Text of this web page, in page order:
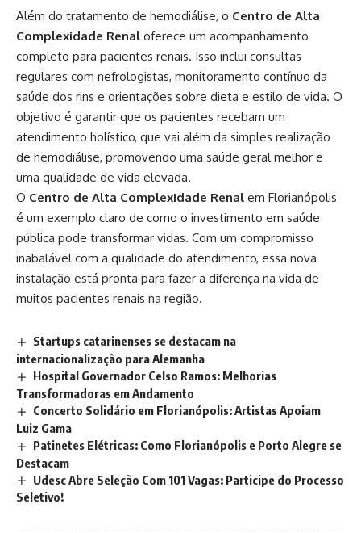
Além do tratamento de hemodiálise, o Centro de Alta
Complexidade Renal oferece um acompanhamento
completo para pacientes renais. Isso inclui consultas
regulares com nefrologistas, monitoramento contínuo da
saúde dos rins e orientações sobre dieta e estilo de vida. O
objetivo é garantir que os pacientes recebam um
atendimento holístico, que vai além da simples realização
de hemodiálise, promovendo uma saúde geral melhor e
uma qualidade de vida elevada.
O Centro de Alta Complexidade Renal em Florianópolis
é um exemplo claro de como o investimento em saúde
pública pode transformar vidas. Com um compromisso
inabalável com a qualidade do atendimento, essa nova
instalação está pronta para fazer a diferença na vida de
muitos pacientes renais na região.
Startups catarinenses se destacam na
internacionalização para Alemanha
Hospital Governador Celso Ramos: Melhorias
Transformadoras em Andamento
Concerto Solidário em Florianópolis: Artistas Apoiam
Luiz Gama
Patinetes Elétricas: Como Florianópolis e Porto Alegre se
Destacam
Udesc Abre Seleção Com 101 Vagas: Participe do Processo
Seletivo!